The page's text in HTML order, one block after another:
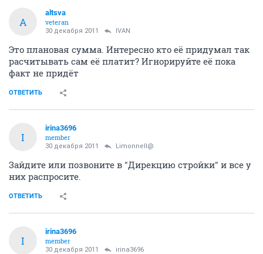
A
altsva
veteran
30 декабря 2011 IVAN
Это плановая сумма. Интересно кто её придумал так
расчитывать сам её платит? Игнорируйте её пока
факт не придёт
ОТВЕТИТЬ
I
irina3696
member
30 декабря 2011 Limonnell@
Зайдите или позвоните в "Дирекцию стройки" и все у
них распросите.
ОТВЕТИТЬ
I
irina3696
member
30 декабря 2011 irina3696